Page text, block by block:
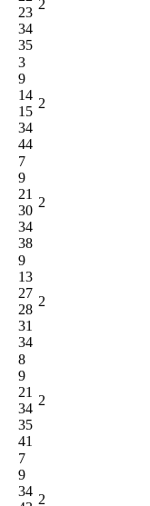
23
34
35
2
3
9
14
15
34
44
2
7
9
21
30
34
38
2
9
13
27
28
31
34
2
8
9
21
34
35
41
2
7
9
34
2